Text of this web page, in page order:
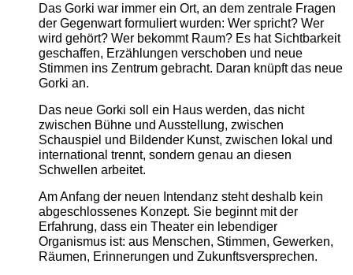
Das Gorki war immer ein Ort, an dem zentrale Fragen
der Gegenwart formuliert wurden: Wer spricht? Wer
wird gehört? Wer bekommt Raum? Es hat Sichtbarkeit
geschaffen, Erzählungen verschoben und neue
Stimmen ins Zentrum gebracht. Daran knüpft das neue
Gorki an.
Das neue Gorki soll ein Haus werden, das nicht
zwischen Bühne und Ausstellung, zwischen
Schauspiel und Bildender Kunst, zwischen lokal und
international trennt, sondern genau an diesen
Schwellen arbeitet.
Am Anfang der neuen Intendanz steht deshalb kein
abgeschlossenes Konzept. Sie beginnt mit der
Erfahrung, dass ein Theater ein lebendiger
Organismus ist: aus Menschen, Stimmen, Gewerken,
Räumen, Erinnerungen und Zukunftsversprechen.